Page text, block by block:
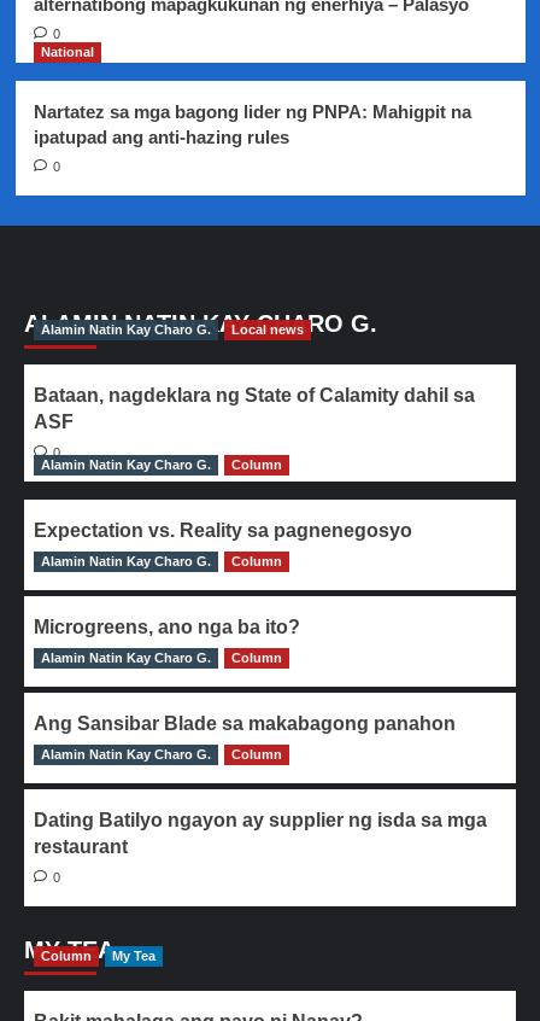
alternatibong mapagkukunan ng enerhiya – Palasyo
0
National
Nartatez sa mga bagong lider ng PNPA: Mahigpit na
ipatupad ang anti-hazing rules
0
ALAMIN NATIN KAY CHARO G.
Alamin Natin Kay Charo G. Local news
Bataan, nagdeklara ng State of Calamity dahil sa
ASF
0
Alamin Natin Kay Charo G.
Column
Expectation vs. Reality sa pagnenegosyo
0
Alamin Natin Kay Charo G. Column
Microgreens, ano nga ba ito?
0
Alamin Natin Kay Charo G. Column
Ang Sansibar Blade sa makabagong panahon
0
Alamin Natin Kay Charo G. Column
Dating Batilyo ngayon ay supplier ng isda sa mga
restaurant
0
MY TEA
Column My Tea